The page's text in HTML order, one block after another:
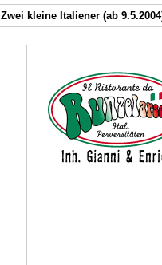
Zwei kleine Italiener (ab